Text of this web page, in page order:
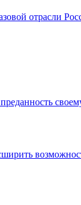
отрасли